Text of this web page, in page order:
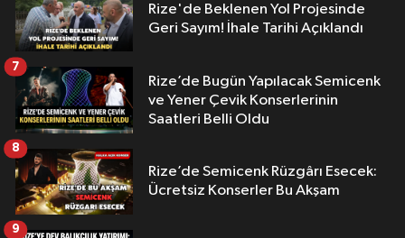
Rize'de Beklenen Yol Projesinde
Geri Sayım! İhale Tarihi Açıklandı
Rize’de Bugün Yapılacak Semicenk
ve Yener Çevik Konserlerinin
Saatleri Belli Oldu
7
Rize’de Semicenk Rüzgârı Esecek:
Ücretsiz Konserler Bu Akşam
8
9